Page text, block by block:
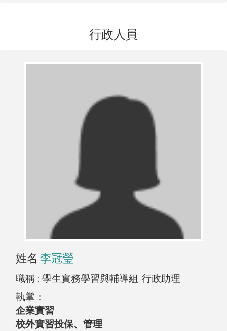
行政人員
姓名 李冠瑩
職稱 : 學生實務學習與輔導組 |行政助理
執掌：
企業實習
校外實習投保、管理